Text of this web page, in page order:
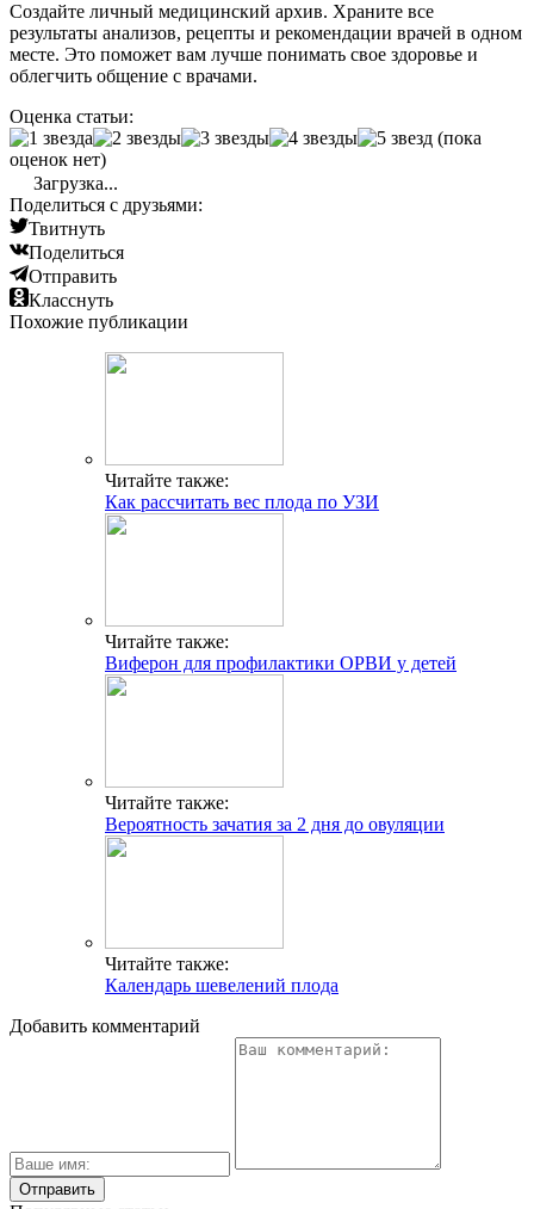
Создайте личный медицинский архив. Храните все
результаты анализов, рецепты и рекомендации врачей в одном
месте. Это поможет вам лучше понимать свое здоровье и
облегчить общение с врачами.
Оценка статьи:
(пока
оценок нет)
Загрузка...
Поделиться с друзьями:
Твитнуть
Поделиться
Отправить
Класснуть
Похожие публикации
Читайте также:
Как рассчитать вес плода по УЗИ
Читайте также:
Виферон для профилактики ОРВИ у детей
Читайте также:
Вероятность зачатия за 2 дня до овуляции
Читайте также:
Календарь шевелений плода
Добавить комментарий